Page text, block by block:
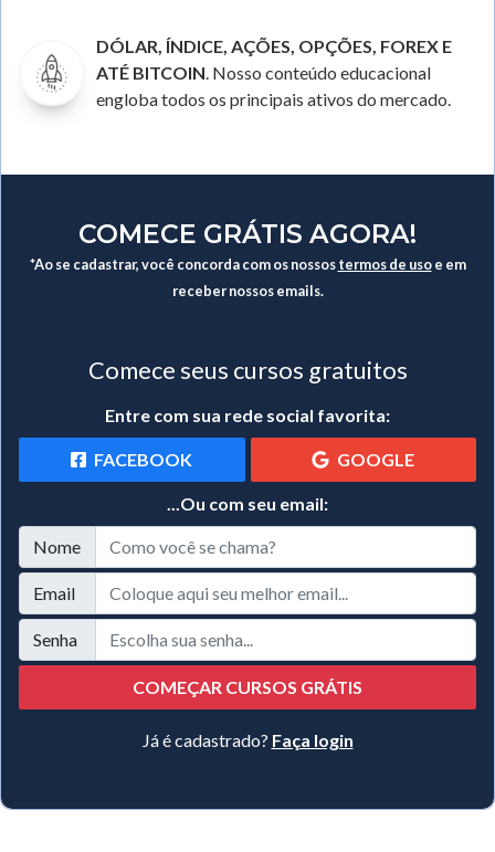
DÓLAR, ÍNDICE, AÇÕES, OPÇÕES, FOREX E
ATÉ BITCOIN. Nosso conteúdo educacional
engloba todos os principais ativos do mercado.
COMECE GRÁTIS AGORA!
*Ao se cadastrar, você concorda com os nossostermos de usoe em
receber nossos emails.
Comece seus cursos gratuitos
Entre com sua rede social favorita:
FACEBOOK GOOGLE
...Ou com seu email:
Nome
Email
Senha
COMEÇAR CURSOS GRÁTIS
Já é cadastrado? Faça login